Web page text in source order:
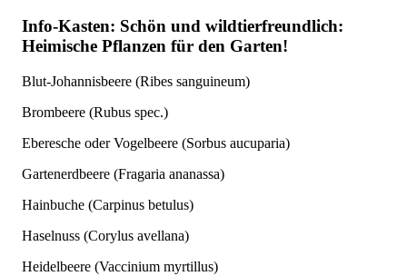
Info-Kasten: Schön und wildtierfreundlich:
Heimische Pflanzen für den Garten!
Blut-Johannisbeere (Ribes sanguineum)
Brombeere (Rubus spec.)
Eberesche oder Vogelbeere (Sorbus aucuparia)
Gartenerdbeere (Fragaria ananassa)
Hainbuche (Carpinus betulus)
Haselnuss (Corylus avellana)
Heidelbeere (Vaccinium myrtillus)